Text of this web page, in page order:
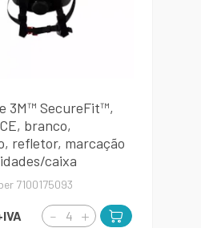
3M™ SecureFit™,
branco,
refletor, marcação
caixa
7100175093